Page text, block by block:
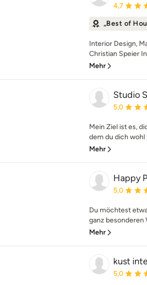
4,7
„Best of
Interior Design,
Christian Speier
Mehr
Studio
5,0
Mein Ziel ist es,
dem du dich wohl
Mehr
Happy
5,0
Du möchtest
ganz besonderen
Mehr
kust
5,0